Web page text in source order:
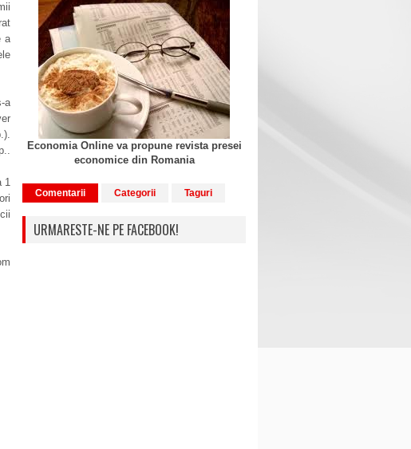
a
a
1
Economia Online va propune revista presei
economice din Romania
Comentarii Categorii Taguri
URMARESTE-NE PE FACEBOOK!